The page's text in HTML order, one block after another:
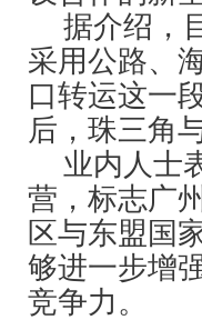
据介绍，
采用公路、
口转运这一
后，珠三角
业内人士
营，标志广
区与东盟国
够进一步增
竞争力。